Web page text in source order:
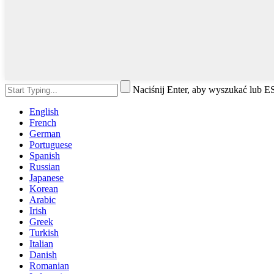
Naciśnij Enter, aby wyszukać lub
English
French
German
Portuguese
Spanish
Russian
Japanese
Korean
Arabic
Irish
Greek
Turkish
Italian
Danish
Romanian